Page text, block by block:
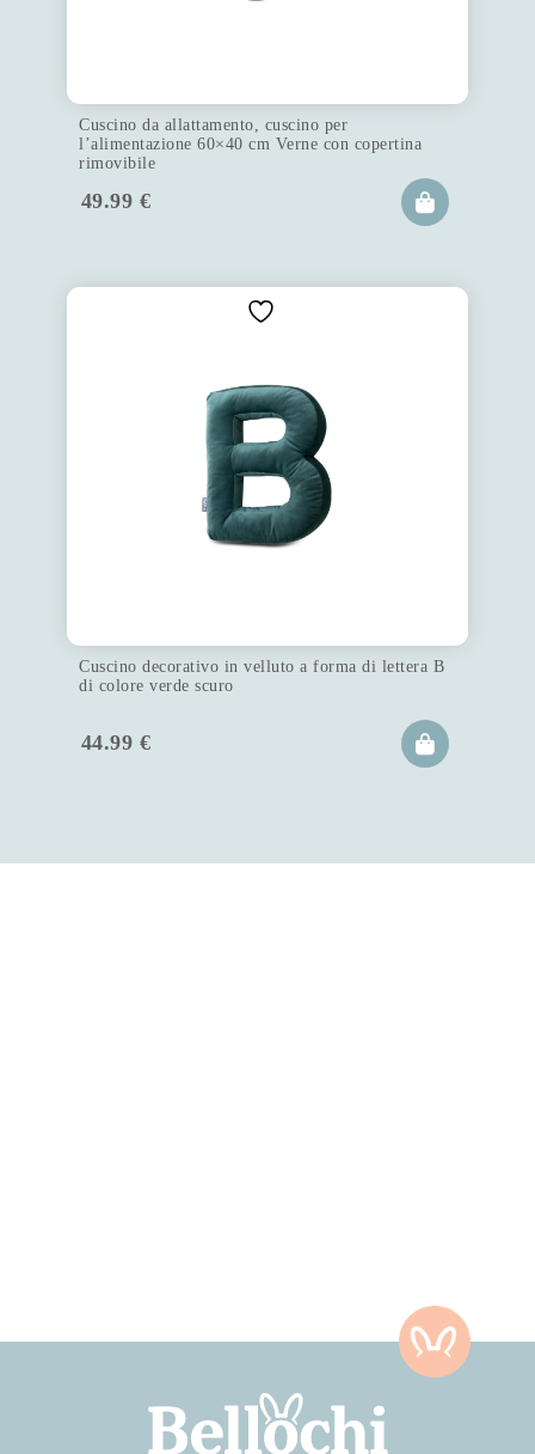
Cuscino da allattamento, cuscino per
l’alimentazione 60×40 cm Verne con copertina
rimovibile
49.99 €
Cuscino decorativo in velluto a forma di lettera B
di colore verde scuro
44.99 €